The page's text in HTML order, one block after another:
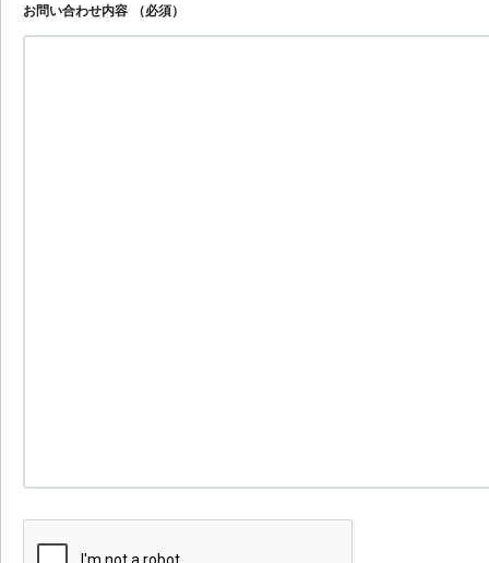
お問い合わせ内容 （必須）